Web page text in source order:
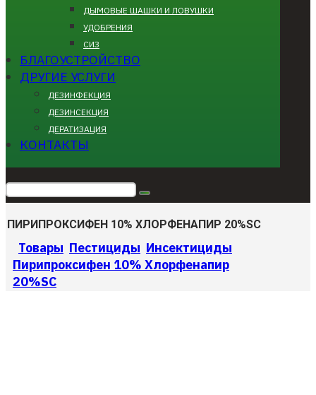
ДЫМОВЫЕ ШАШКИ И ЛОВУШКИ
УДОБРЕНИЯ
СИЗ
БЛАГОУСТРОЙСТВО
ДРУГИЕ УСЛУГИ
ДЕЗИНФЕКЦИЯ
ДЕЗИНСЕКЦИЯ
ДЕРАТИЗАЦИЯ
КОНТАКТЫ
ПИРИПРОКСИФЕН 10% ХЛОРФЕНАПИР 20%SC
Товары Пестициды Инсектициды
Пирипроксифен 10% Хлорфенапир
20%SC